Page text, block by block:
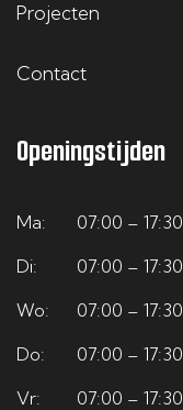
Projecten
Contact
Openingstijden
Ma:
07:00 – 17:30
Di:
07:00 – 17:30
Wo:
07:00 – 17:30
Do:
07:00 – 17:30
Vr:
07:00 – 17:30